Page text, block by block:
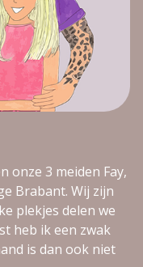
onze 3 meiden Fay,
Brabant. Wij zijn
plekjes delen we
heb ik een zwak
is dan ook niet